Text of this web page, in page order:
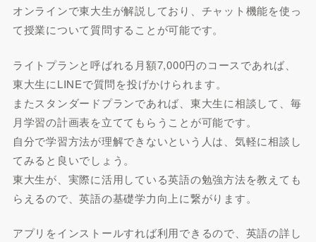
オンラインで東大生が解説しており、チャット機能を使っ
て授業について質問することが可能です。
ライトプランと呼ばれる月額7,000円のコースであれば、
東大生にLINEで質問を投げかけられます。
またスタンダードプランであれば、東大生に相談して、毎
月学習の計画表を立ててもらうことが可能です。
自分で学習方法が理解できないという人は、気軽に相談し
てみると良いでしょう。
東大生が、実際に活用している英語の勉強方法を教えても
らえるので、英語の基礎学力向上に繋がります。
アプリをインストールすれば利用できるので、英語の詳し